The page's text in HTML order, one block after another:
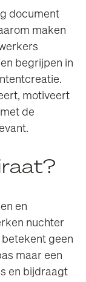
document
maken
begrijpen in
motiveert
de
en
nuchter
geen
maar een
en bijdraagt